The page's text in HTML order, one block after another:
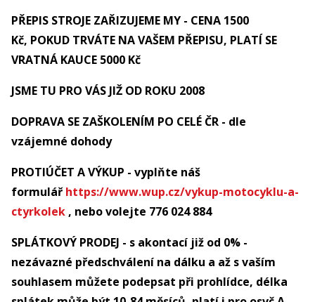
PŘEPIS STROJE ZAŘIZUJEME MY - CENA 1500
Kč, POKUD TRVÁTE NA VAŠEM PŘEPISU, PLATÍ SE
VRATNÁ KAUCE 5000 Kč
JSME TU PRO VÁS JIŽ OD ROKU 2008
DOPRAVA SE ZAŠKOLENÍM PO CELÉ ČR - dle
vzájemné dohody
PROTIÚČET A VÝKUP - vyplňte náš
formulář https://www.wup.cz/vykup-motocyklu-a-
ctyrkolek , nebo volejte 776 024 884
SPLÁTKOVÝ PRODEJ - s akontací již od 0% -
nezávazné předschválení na dálku a až s vaším
souhlasem můžete podepsat při prohlídce, délka